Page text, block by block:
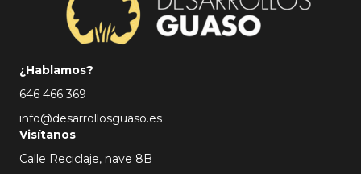
¿Hablamos?
646 466 369
info@desarrollosguaso.es
Visítanos
Calle Reciclaje, nave 8B